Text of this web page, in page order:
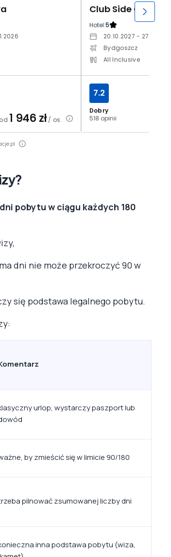
od 1 946 zł/ os.
Club Side Coast
Hotel:5
20.10.2027 -
Bydgoszcz
All Inclusive
Dobry
518 opinii
7.2
pobytu w ciągu każdych 180
dni nie może przekroczyć 90 w
się podstawa legalnego pobytu.
urlop, wystarczy paszport lub
by zmieścić się w limicie 90/180
pilnować zsumowanej liczby dni
inna podstawa pobytu (wiza,